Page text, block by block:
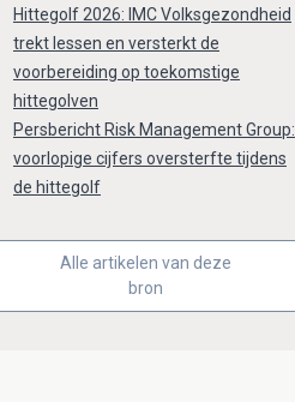
Hittegolf 2026: IMC Volksgezondheid
trekt lessen en versterkt de
voorbereiding op toekomstige
hittegolven
Persbericht Risk Management Group:
voorlopige cijfers oversterfte tijdens
de hittegolf
Alle artikelen van deze
bron